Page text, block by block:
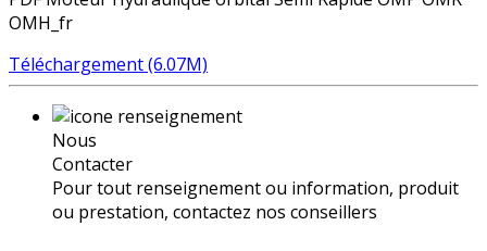
OMH_fr
Téléchargement (6.07M)
Nous
Contacter
Pour tout renseignement ou information, produit
ou prestation, contactez nos conseillers